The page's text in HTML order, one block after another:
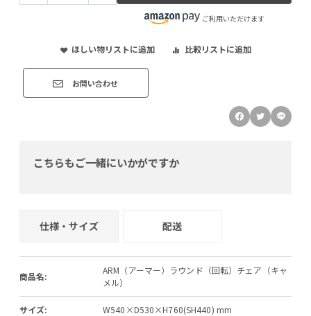
ご利用いただけます
ほしい物リストに追加 比較リストに追加
お問い合わせ
こちらもご一緒にいかがですか
仕様・サイズ 配送
商品名:
ARM（アーマー）ラウンド（回転）チェア（キャ
メル）
サイズ: W540×D530×H760(SH440) mm